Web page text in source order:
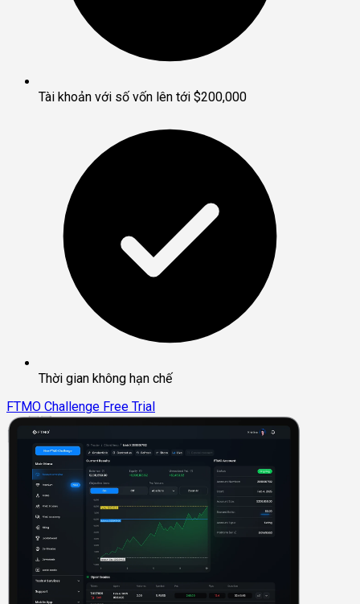
Tài khoản với số vốn lên tới $200,000
Thời gian không hạn chế
FTMO Challenge Free Trial